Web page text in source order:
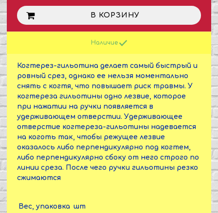
В КОРЗИНУ
Наличие
Когтерез-гильотина делает самый быстрый и
ровный срез, однако ее нельзя моментально
снять с когтя, что повышает риск травмы. У
когтереза гильотины одно лезвие, которое
при нажатии на ручки появляется в
удерживающем отверстии. Удерживающее
отверстие когтереза-гильотины надевается
на коготь так, чтобы режущее лезвие
оказалось либо перпендикулярно под когтем,
либо перпендикулярно сбоку от него строго по
линии среза. После чего ручки гильотины резко
сжимаются
Вес, упаковка шт